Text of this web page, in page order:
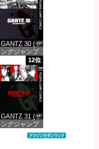
価格：¥647
GANTZ 30 (ヤ
ングジャンプ
コミックス
DIGITAL)
価格：¥647
12位
GANTZ 31 (ヤ
ングジャンプ
コミックス